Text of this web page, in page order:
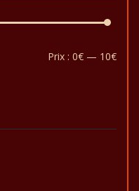
Prix
Prix
Prix : 0€ — 10€